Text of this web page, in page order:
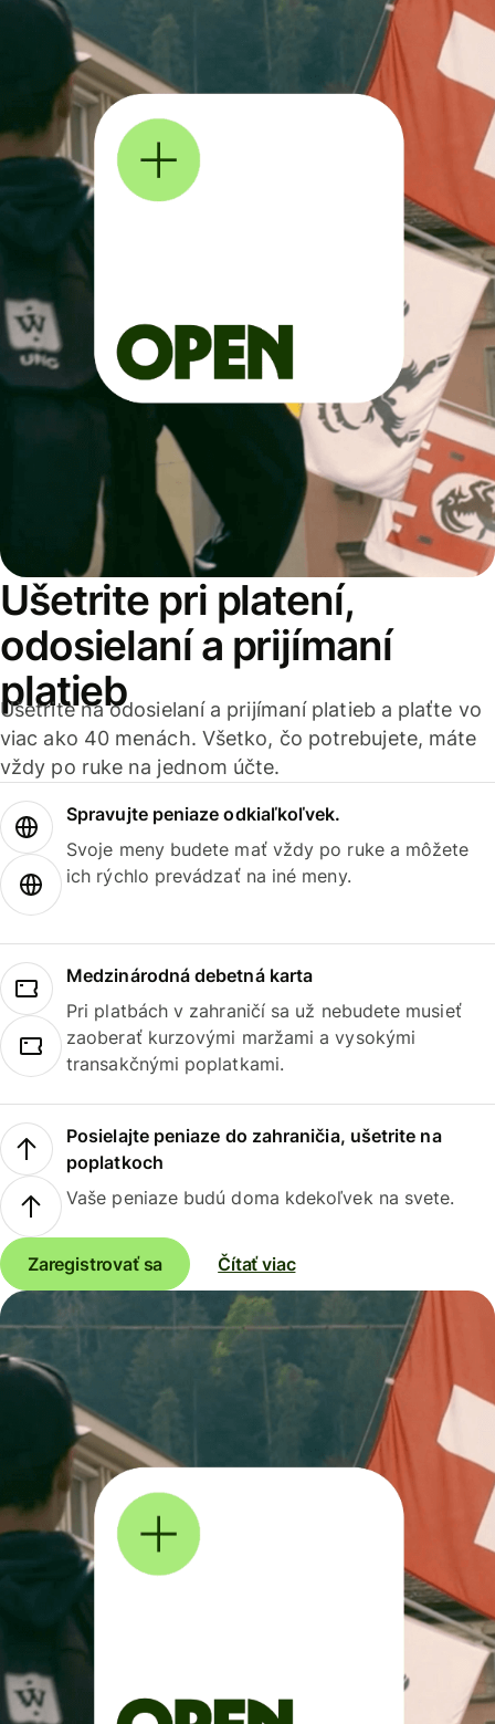
Ušetrite pri platení,
odosielaní a prijímaní
platieb
Ušetrite na odosielaní a prijímaní platieb a plaťte vo
viac ako 40 menách. Všetko, čo potrebujete, máte
vždy po ruke na jednom účte.
Spravujte peniaze odkiaľkoľvek.
Svoje meny budete mať vždy po ruke a môžete
ich rýchlo prevádzať na iné meny.
Medzinárodná debetná karta
Pri platbách v zahraničí sa už nebudete musieť
zaoberať kurzovými maržami a vysokými
transakčnými poplatkami.
Posielajte peniaze do zahraničia, ušetrite na
poplatkoch
Vaše peniaze budú doma kdekoľvek na svete.
Zaregistrovať sa Čítať viac